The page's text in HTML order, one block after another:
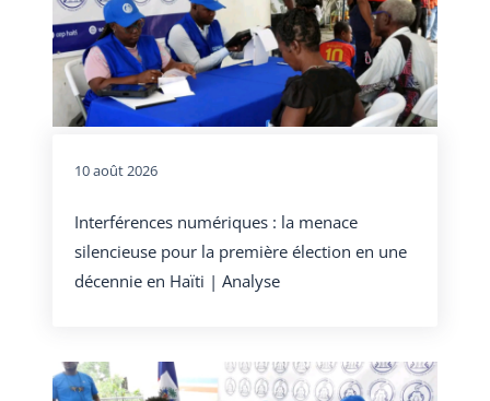
10 août 2026
Interférences numériques : la menace
silencieuse pour la première élection en une
décennie en Haïti | Analyse